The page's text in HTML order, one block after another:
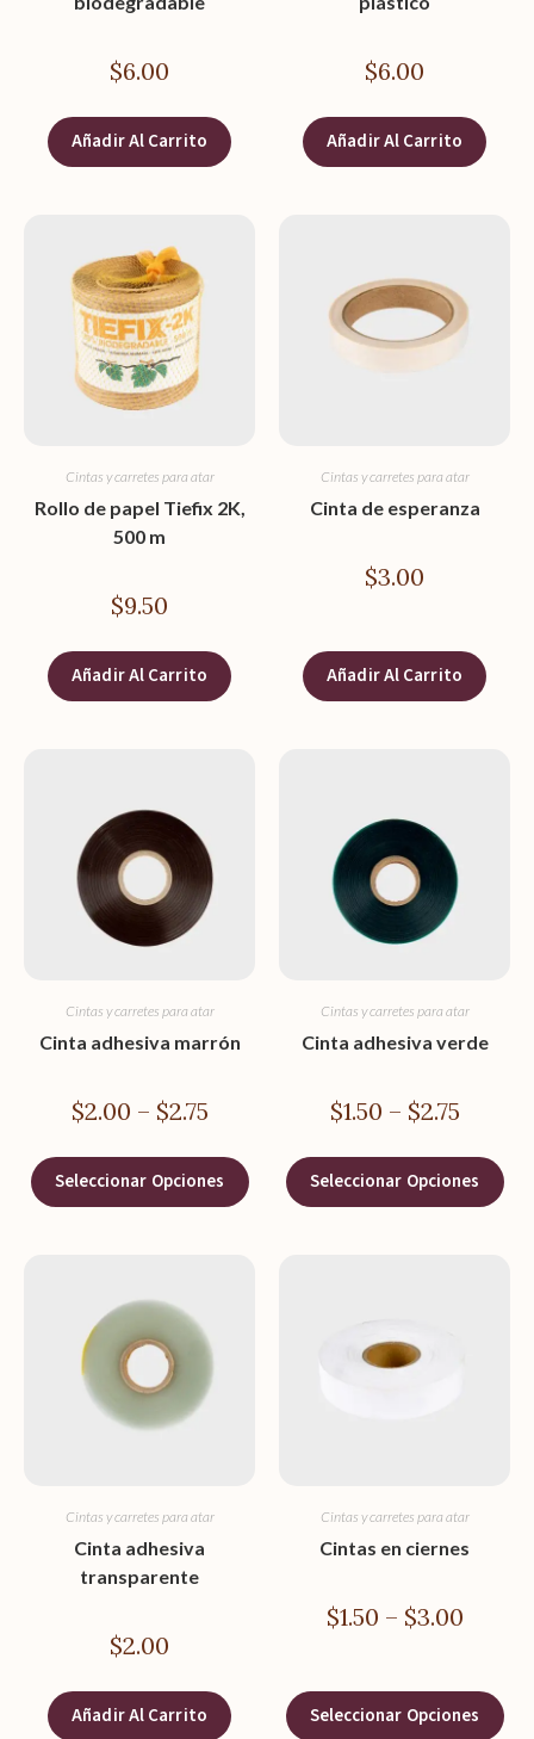
$6.00
Añadir Al Carrito
$6.00
Añadir Al Carrito
Cintas y carretes para atar
Rollo de papel Tiefix 2K,
500 m
$9.50
Añadir Al Carrito
Cintas y carretes para atar
Cinta de esperanza
$3.00
Añadir Al Carrito
Cintas y carretes para atar
Cinta adhesiva marrón
$2.00 – $2.75
Seleccionar Opciones
Cintas y carretes para atar
Cinta adhesiva verde
$1.50 – $2.75
Seleccionar Opciones
Cintas y carretes para atar
Cinta adhesiva
transparente
$2.00
Añadir Al Carrito
Cintas y carretes para atar
Cintas en ciernes
$1.50 – $3.00
Seleccionar Opciones